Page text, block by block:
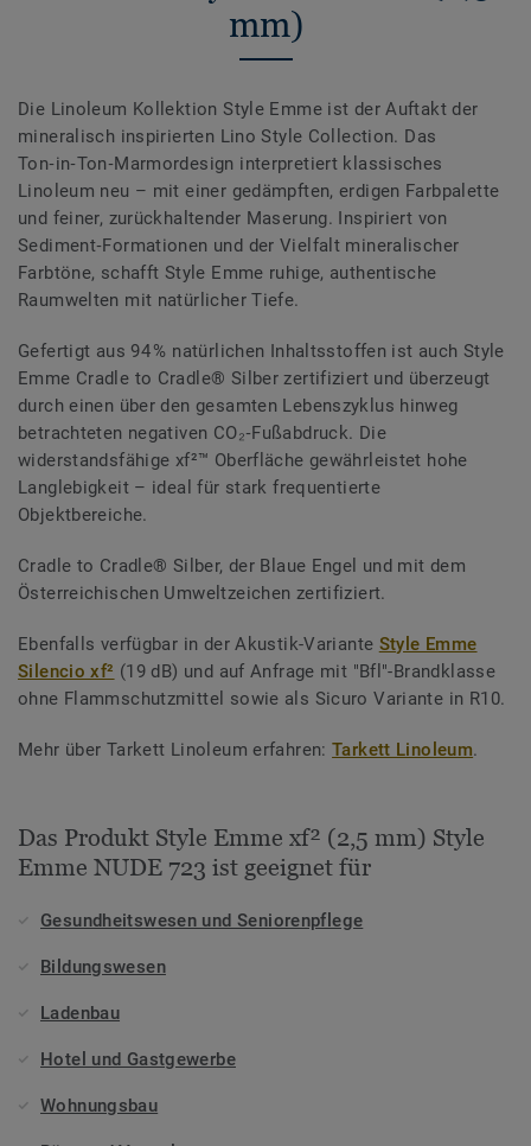
mm)
Die Linoleum Kollektion Style Emme ist der Auftakt der
mineralisch inspirierten Lino Style Collection. Das
Ton‑in‑Ton‑Marmordesign interpretiert klassisches
Linoleum neu – mit einer gedämpften, erdigen Farbpalette
und feiner, zurückhaltender Maserung. Inspiriert von
Sediment‑Formationen und der Vielfalt mineralischer
Farbtöne, schafft Style Emme ruhige, authentische
Raumwelten mit natürlicher Tiefe.
Gefertigt aus 94 % natürlichen Inhaltsstoffen ist auch Style
Emme Cradle to Cradle® Silber zertifiziert und überzeugt
durch einen über den gesamten Lebenszyklus hinweg
betrachteten negativen CO₂‑Fußabdruck. Die
widerstandsfähige xf²™ Oberfläche gewährleistet hohe
Langlebigkeit – ideal für stark frequentierte
Objektbereiche.
Cradle to Cradle® Silber, der Blaue Engel und mit dem
Österreichischen Umweltzeichen zertifiziert.
Ebenfalls verfügbar in der Akustik-Variante Style Emme
Silencio xf² (19 dB) und auf Anfrage mit "Bfl"-Brandklasse
ohne Flammschutzmittel sowie als Sicuro Variante in R10.
Mehr über Tarkett Linoleum erfahren:Tarkett Linoleum.
Das Produkt Style Emme xf² (2,5 mm) Style
Emme NUDE 723 ist geeignet für
Gesundheitswesen und Seniorenpflege
Bildungswesen
Ladenbau
Hotel und Gastgewerbe
Wohnungsbau